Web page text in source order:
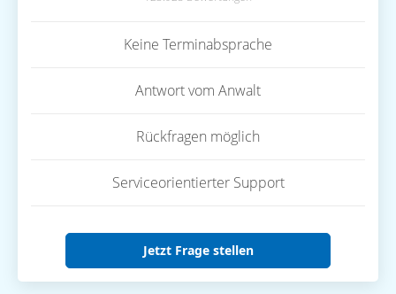
Keine Terminabsprache
Antwort vom Anwalt
Rückfragen möglich
Serviceorientierter Support
Jetzt Frage stellen